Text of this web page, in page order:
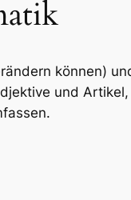
können)
und Artikel,